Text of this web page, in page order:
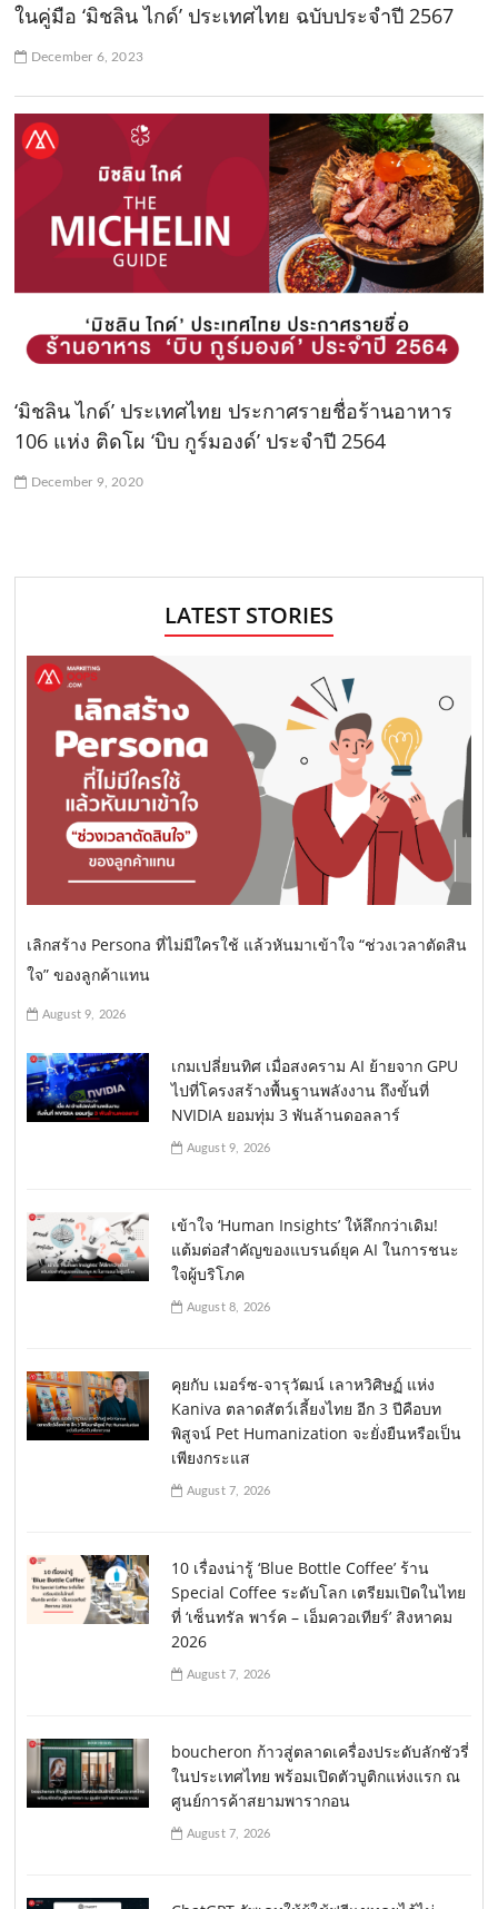
ในคู่มือ ‘มิชลิน ไกด์’ ประเทศไทย ฉบับประจำปี 2567
December 6, 2023
‘มิชลิน ไกด์’ ประเทศไทย ประกาศรายชื่อร้านอาหาร
106 แห่ง ติดโผ ‘บิบ กูร์มองด์’ ประจำปี 2564
December 9, 2020
LATEST STORIES
เลิกสร้าง Persona ที่ไม่มีใครใช้ แล้วหันมาเข้าใจ “ช่วงเวลาตัดสิน
ใจ” ของลูกค้าแทน
August 9, 2026
เกมเปลี่ยนทิศ เมื่อสงคราม AI ย้ายจาก GPU
ไปที่โครงสร้างพื้นฐานพลังงาน ถึงขั้นที่
NVIDIA ยอมทุ่ม 3 พันล้านดอลลาร์
August 9, 2026
เข้าใจ ‘Human Insights’ ให้ลึกกว่าเดิม!
แต้มต่อสำคัญของแบรนด์ยุค AI ในการชนะ
ใจผู้บริโภค
August 8, 2026
คุยกับ เมอร์ซ-จารุวัฒน์ เลาหวิศิษฏ์ แห่ง
Kaniva ตลาดสัตว์เลี้ยงไทย อีก 3 ปีคือบท
พิสูจน์ Pet Humanization จะยั่งยืนหรือเป็น
เพียงกระแส
August 7, 2026
10 เรื่องน่ารู้ ‘Blue Bottle Coffee’ ร้าน
Special Coffee ระดับโลก เตรียมเปิดในไทย
ที่ ‘เซ็นทรัล พาร์ค – เอ็มควอเทียร์’ สิงหาคม
2026
August 7, 2026
boucheron ก้าวสู่ตลาดเครื่องประดับลักชัวรี่
ในประเทศไทย พร้อมเปิดตัวบูติกแห่งแรก ณ
ศูนย์การค้าสยามพารากอน
August 7, 2026